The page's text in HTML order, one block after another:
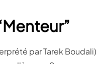
par Tarek